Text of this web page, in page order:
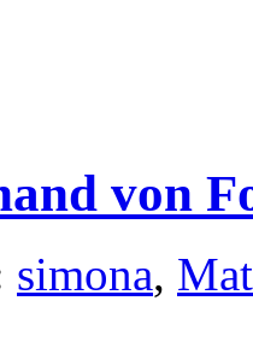
von
simona,